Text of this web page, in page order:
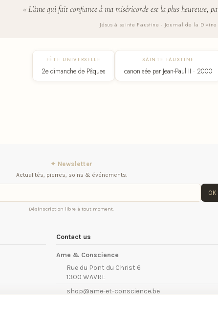
« L'âme qui fait confiance à ma miséricorde est la plus heureuse,
Jésus à sainte Faustine · Journal de la
FÊTE UNIVERSELLE
2e dimanche de Pâques
SAINTE FAUSTINE
canonisée par Jean-Paul II · 2000
✦ Newsletter
Actualités, pierres, soins & événements.
OK
Désinscription libre à tout moment.
Contact us
Ame & Conscience
Rue du Pont du Christ 6
1300 WAVRE
shop@ame-et-conscience.be